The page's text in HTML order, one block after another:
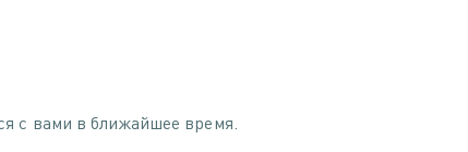
с вами в ближайшее время.